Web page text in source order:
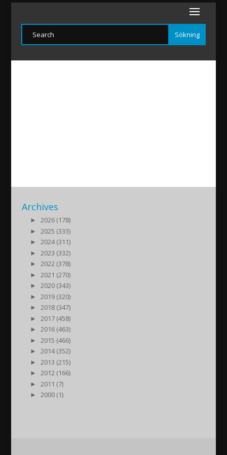
Archives
►
2026 (178)
►
2025 (333)
►
2024 (311)
►
2023 (332)
►
2022 (378)
►
2021 (270)
►
2020 (343)
►
2019 (320)
►
2018 (347)
►
2017 (458)
►
2016 (463)
►
2015 (466)
►
2014 (352)
►
2013 (215)
►
2012 (166)
►
2011 (7)
►
2000 (1)